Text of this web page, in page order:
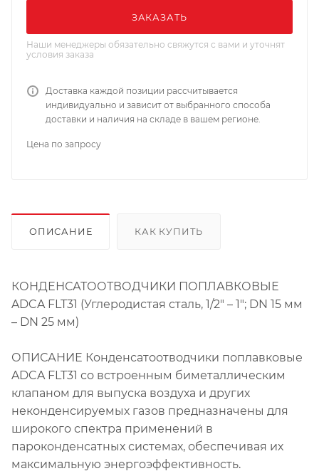
ЗАКАЗАТЬ
Наши менеджеры обязательно свяжутся с вами и уточнят
условия заказа
Доставка каждой позиции рассчитывается
индивидуально и зависит от выбранного способа
доставки и наличия на складе в вашем регионе.
Цена по запросу
ОПИСАНИЕ КАК КУПИТЬ
КОНДЕНСАТООТВОДЧИКИ ПОПЛАВКОВЫЕ
ADCA FLT31 (Углеродистая сталь, 1/2″ – 1″; DN 15 мм
– DN 25 мм)
ОПИСАНИЕ Конденсатоотводчики поплавковые
ADCA FLT31 со встроенным биметаллическим
клапаном для выпуска воздуха и других
неконденсируемых газов предназначены для
широкого спектра применений в
пароконденсатных системах, обеспечивая их
максимальную энергоэффективность.